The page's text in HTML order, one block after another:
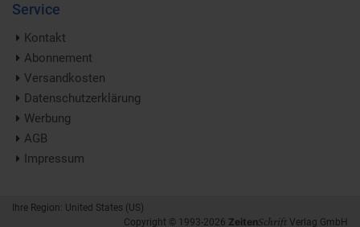
Service
Kontakt
Abonnement
Versandkosten
Datenschutzerklärung
Werbung
AGB
Impressum
Ihre Region: United States (US)
Copyright © 1993-2026 ZeitenSchrift Verlag GmbH